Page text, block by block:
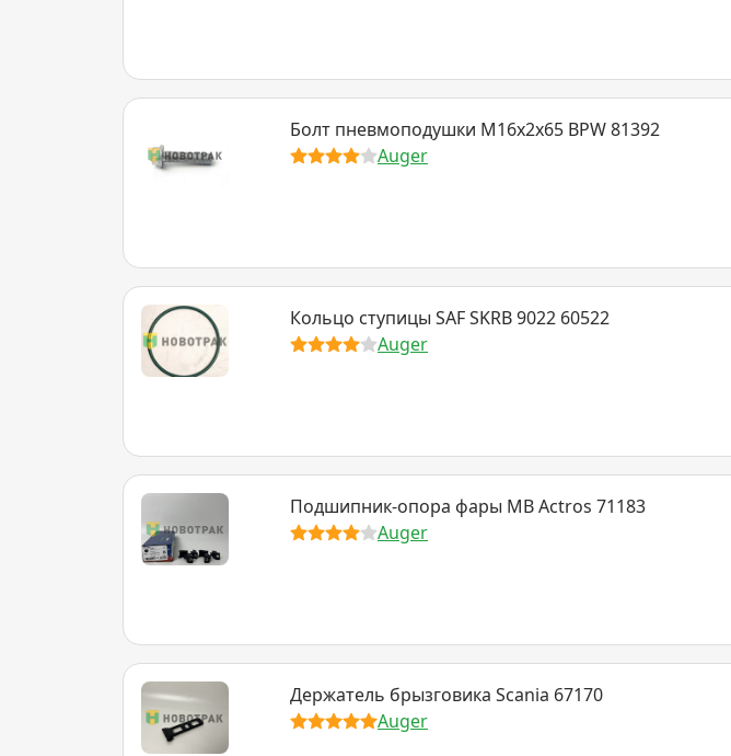
Болт пневмоподушки M16x2x65 BPW 81392
Auger
Кольцо ступицы SAF SKRB 9022 60522
Auger
Подшипник-опора фары MB Actros 71183
Auger
Держатель брызговика Scania 67170
Auger